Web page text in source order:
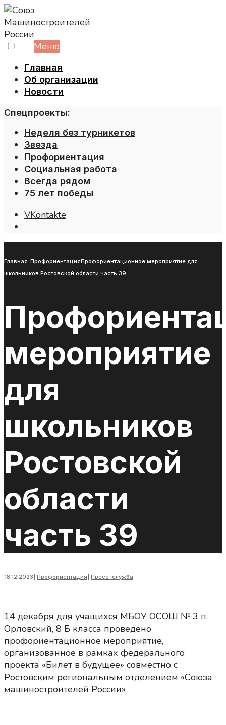
Skip
to
content
Меню
Главная
Об организации
Новости
Спецпроекты:
Неделя без турникетов
Звезда
Профориентация
Социальная работа
Всегда рядом
75 лет победы
VKontakte
Главная ПрофориентацияПрофориентационное мероприятие для
школьников Ростовской области часть 39
мероприятие
для
школьников
Ростовской
области
часть 39
18.12.2023 Профориентация Пресс-служба
14 декабря для учащихся МБОУ ОСОШ № 3 п.
Орловский, 8 Б класса проведено
профориентационное мероприятие,
организованное в рамках федерального
проекта «Билет в будущее» совместно с
Ростовским региональным отделением «Союза
машиностроителей России».